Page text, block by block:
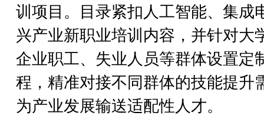
训项目。目录紧扣人工智能、集成
兴产业新职业培训内容，并针对大
企业职工、失业人员等群体设置定
程，精准对接不同群体的技能提升
为产业发展输送适配性人才。